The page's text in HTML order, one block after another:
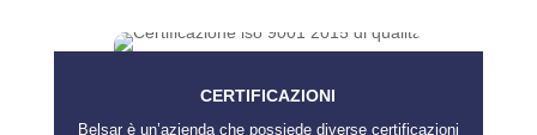
CERTIFICAZIONI
Belsar è un’azienda che possiede diverse certificazioni